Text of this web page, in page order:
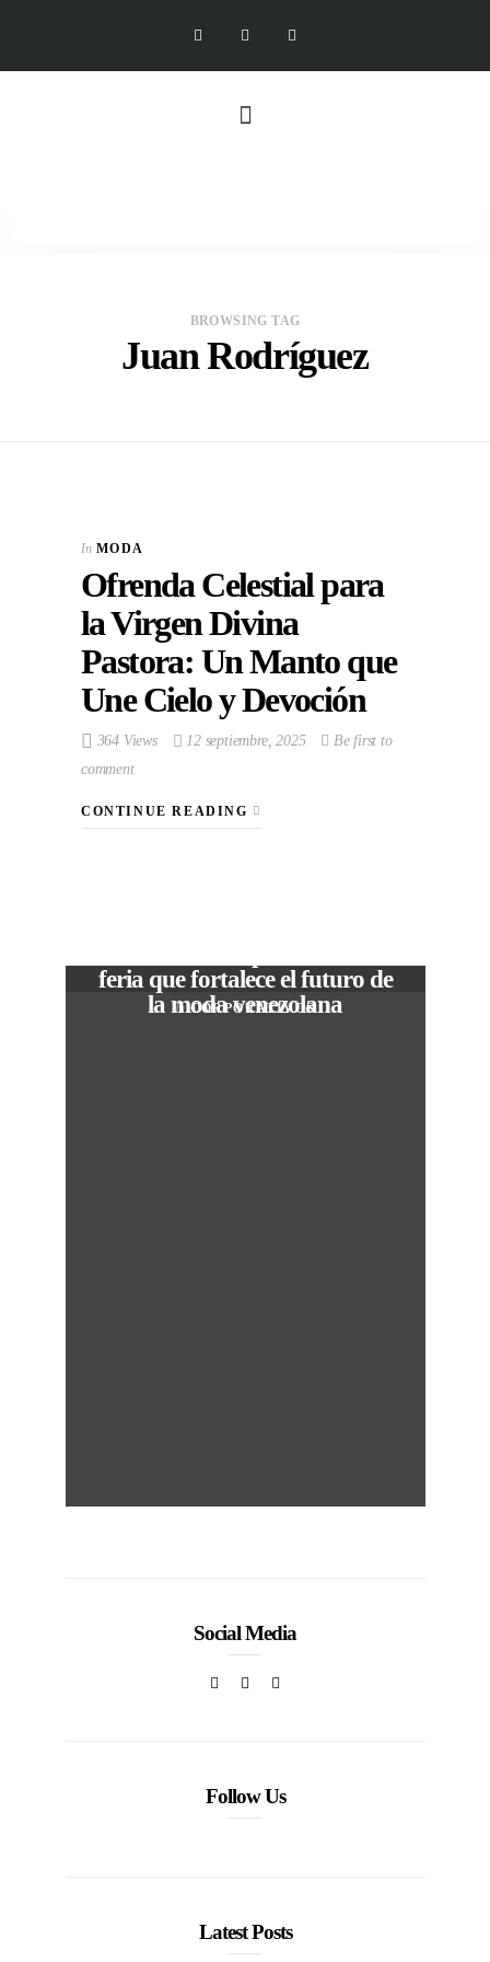
BROWSING TAG
Juan Rodríguez
In MODA
Ofrenda Celestial para
la Virgen Divina
Pastora: Un Manto que
Une Cielo y Devoción
364 Views 12 septiembre, 2025
Be first to
comment
CONTINUE READING
In CORPORATIVOS
feria que fortalece el futuro de
la moda venezolana
Social Media
Follow Us
Latest Posts